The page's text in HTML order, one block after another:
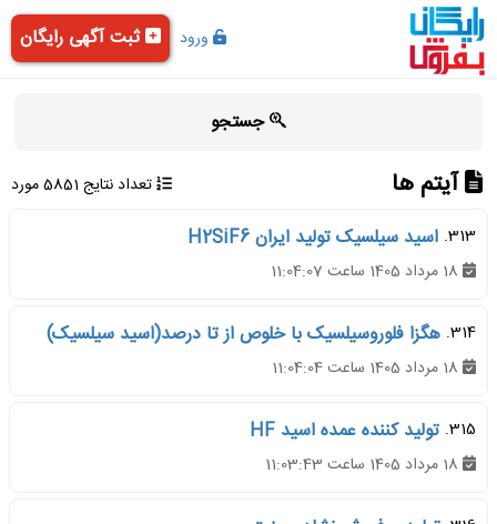
ورود ثبت آگهی رایگان
جستجو
آیتم ها
تعداد نتایج 5851 مورد
313. اسید سیلسیک تولید ایران H2SiF6
314. هگزا فلوروسیلسیک با خلوص از تا درصد(اسید سیلسیک)
315. تولید کننده عمده اسید HF